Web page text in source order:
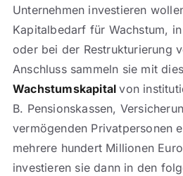
Unternehmen investieren
Kapitalbedarf für Wachstum,
oder bei der Restrukturierung
Anschluss sammeln sie mit
Wachstumskapitalvon
B. Pensionskassen,
vermögenden Privatpersonen
mehrere hundert Millionen
investieren sie dann in den